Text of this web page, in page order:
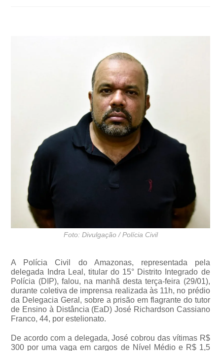
Foto: Divulgação / Polícia Civil
A Polícia Civil do Amazonas, representada pela
delegada Indra Leal, titular do 15° Distrito Integrado de
Polícia (DIP), falou, na manhã desta terça-feira (29/01),
durante coletiva de imprensa realizada às 11h, no prédio
da Delegacia Geral, sobre a prisão em flagrante do tutor
de Ensino à Distância (EaD) José Richardson Cassiano
Franco, 44, por estelionato.
De acordo com a delegada, José cobrou das vítimas R$
300 por uma vaga em cargos de Nível Médio e R$ 1,5